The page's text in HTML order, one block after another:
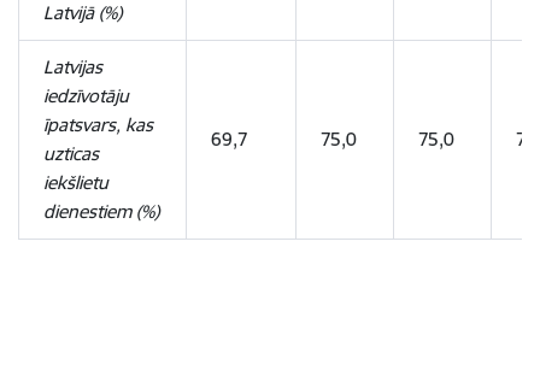
Latvijā (%)
Latvijas
iedzīvotāju
īpatsvars, kas
uzticas
iekšlietu
dienestiem (%)
69,7 75,0 75,0